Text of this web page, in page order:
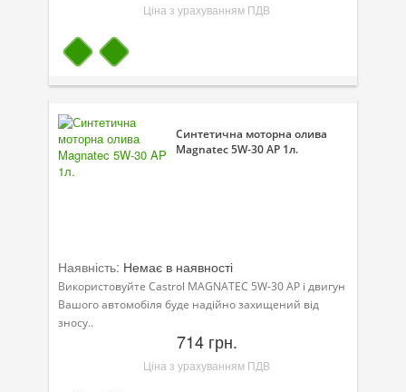
Ціна з урахуванням ПДВ
Синтетична моторна олива
Magnatec 5W-30 AP 1л.
Наявність: Немає в наявності
Використовуйте Castrol MAGNATEC 5W-30 AP і двигун
Вашого автомобіля буде надійно захищений від
зносу..
714 грн.
Ціна з урахуванням ПДВ